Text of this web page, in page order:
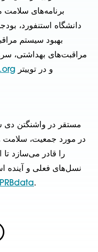
برنامه‌های
دانشگاه استنفورد،
بهبود سیستم
مراقبت‌های بهداشتی،
و در توییتر
در مورد جمعیت، سلامت
را قادر می‌سازد تا
نسل‌های فعلی و آینده
.